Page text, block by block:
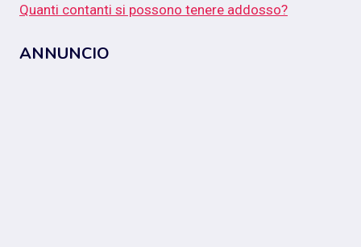
Quanti contanti si possono tenere addosso?
ANNUNCIO